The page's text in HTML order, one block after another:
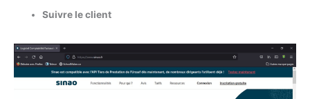
Suivre le client